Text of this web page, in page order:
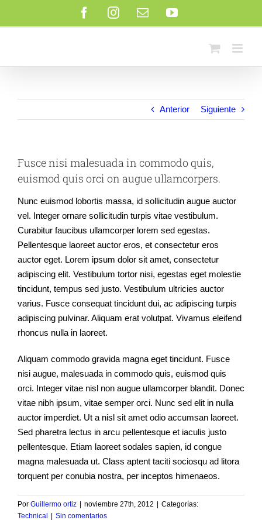
FacebookInstagram
Correo
electrónico
YouTube
Anterior Siguiente
Fusce nisi malesuada in commodo quis,
euismod quis orci on augue ullamcorpers.
Nunc euismod lobortis massa, id sollicitudin augue auctor
vel. Integer ornare sollicitudin turpis vitae vestibulum.
Curabitur faucibus ullamcorper lorem sed egestas.
Pellentesque laoreet auctor eros, et consectetur eros
auctor eget. Lorem ipsum dolor sit amet, consectetur
adipiscing elit. Vestibulum tortor nisi, egestas eget molestie
tincidunt, tempus sed justo. Vestibulum ultricies auctor
varius. Fusce consequat tincidunt dui, ac adipiscing turpis
adipiscing pulvinar. Aliquam erat volutpat. Vivamus eleifend
rhoncus nulla in laoreet.
Aliquam commodo gravida magna eget tincidunt. Fusce
nisi augue, malesuada in commodo quis, euismod quis
orci. Integer vitae nisl non augue ullamcorper blandit. Donec
vitae nibh ipsum, vitae semper orci. Nunc sed elit in nulla
auctor imperdiet. Ut a nisl sit amet odio accumsan laoreet.
Sed pharetra lectus in arcu pellentesque et iaculis justo
pellentesque. Etiam laoreet sodales sapien, id congue
magna malesuada ut. Class aptent taciti sociosqu ad litora
torquent per conubia nostra, per inceptos himenaeos.
Por Guillermo ortiz noviembre 27th, 2012
Categorías:
Technical
Sin comentarios